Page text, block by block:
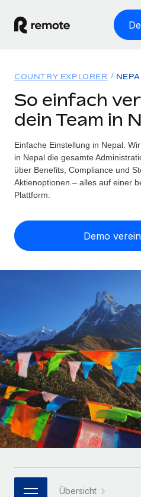
WELTWEITE
Globale Payroll
Einfache, rechtssicher
Employer of Record
Weltweites Wachstum
Contractor of Record
Rechtssichere, weltweite
Globales Onboarding und
Auslagern von komplexen
INFRASTRUKTUR
Remote Embedded
Nahtlose Integration der
Plattform
Integrierte HR-
MCP
Lösungen
WELTWEITE ABDECKUNG
Country Explorer
Länderspezifische
Einfache Einstellung in
WACHSTUMSPHASE
Startups
Agile HR- und Payroll-
Unternehmen
Mittelstand
Maßgeschneiderte HR-
vergrößern
Enterprise
Globale HR für Konzerne
PARTNER WERDEN
Ressourcen
TOOLS UND RECHNER
Personalkostenrechner
Honorarzahlungen
Informationen zu
Abwicklungsfristen für
LERNEN MIT REMOTE
Forschung und Leitfäden
Fallstudien
HR-Glossar
Bibliothek für
Preise
Deutsch
Español
Italiano
Português (Portugal)
한국어
COUNTRY EXPLORER
So einfach
dein Team in
Einfache Einstellung in Nepal.
in Nepal die gesamte
über Benefits, Compliance und
Aktienoptionen – alles auf einer
Plattform.
Demo
Übersicht